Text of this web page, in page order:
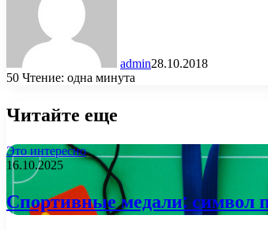
admin28.10.2018
50 Чтение: одна минута
Читайте еще
Это интересно
16.10.2025
Спортивные медали: символ